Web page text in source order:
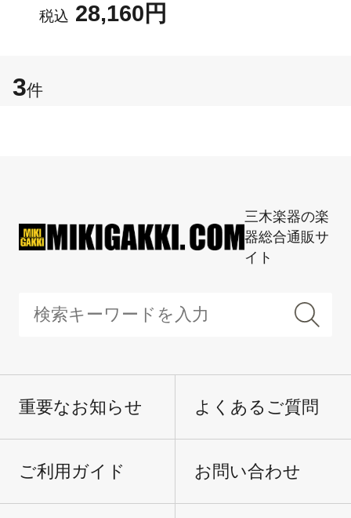
28,160円
3件
三木楽器の楽
器総合通販サ
イト
重要なお知らせ よくあるご質問
ご利用ガイド お問い合わせ